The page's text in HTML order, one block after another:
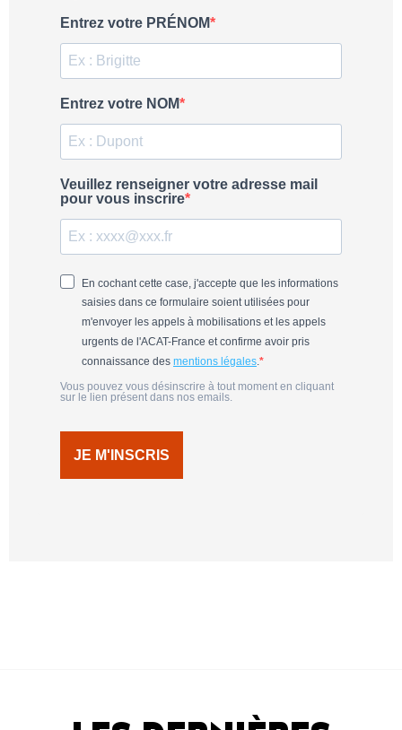
Entrez votre PRÉNOM
Entrez votre NOM
Veuillez renseigner votre adresse mail
pour vous inscrire
En cochant cette case, j'accepte que les informations
saisies dans ce formulaire soient utilisées pour
m'envoyer les appels à mobilisations et les appels
urgents de l'ACAT-France et confirme avoir pris
connaissance des mentions légales.
Vous pouvez vous désinscrire à tout moment en cliquant
sur le lien présent dans nos emails.
JE M'INSCRIS